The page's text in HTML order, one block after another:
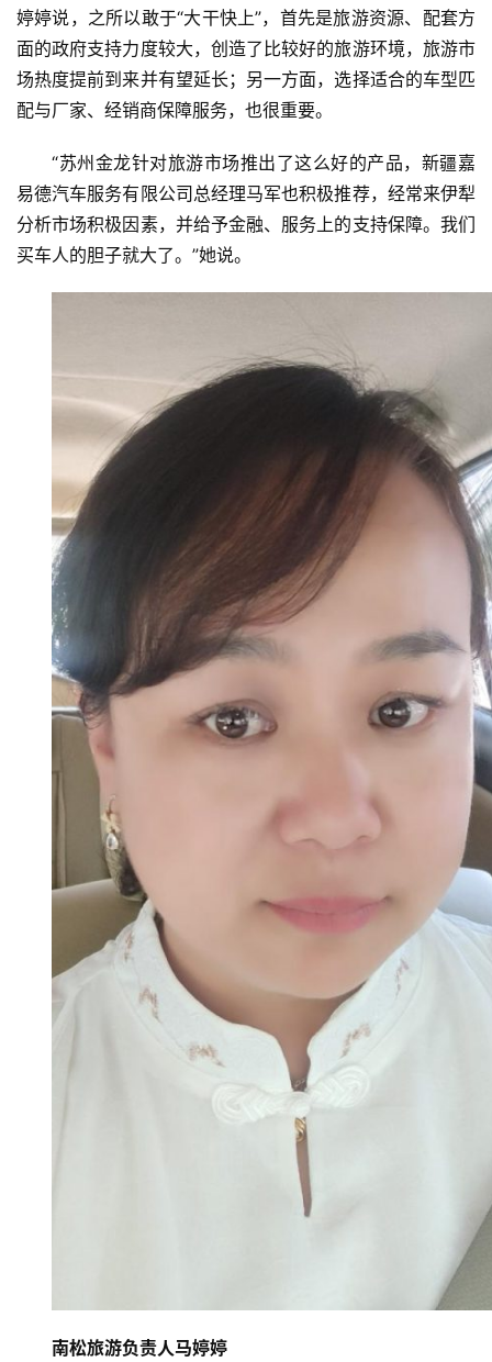
婷婷说，之所以敢于“大干快上”，首先是旅游资源、配套方
面的政府支持力度较大，创造了比较好的旅游环境，旅游市
场热度提前到来并有望延长；另一方面，选择适合的车型匹
配与厂家、经销商保障服务，也很重要。
“苏州金龙针对旅游市场推出了这么好的产品，新疆嘉
易德汽车服务有限公司总经理马军也积极推荐，经常来伊犁
分析市场积极因素，并给予金融、服务上的支持保障。我们
买车人的胆子就大了。”她说。
南松旅游负责人马婷婷